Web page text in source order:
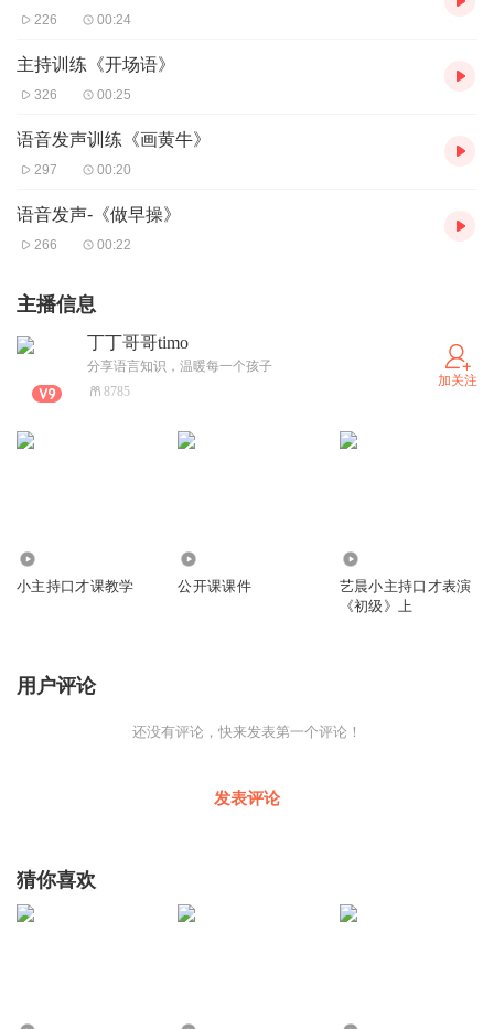
226 00:24
主持训练《开场语》
326 00:25
语音发声训练《画黄牛》
297 00:20
语音发声-《做早操》
266 00:22
主播信息
丁丁哥哥timo
分享语言知识，温暖每一个孩子
8785
加关注
小主持口才课教学 公开课课件
艺晨小主持口才表演
《初级》上
用户评论
还没有评论，快来发表第一个评论！
发表评论
猜你喜欢